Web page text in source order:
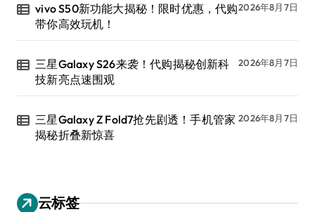
vivo S50新功能大揭秘！限时优惠，代购
带你高效玩机！
2026年8月7日
三星Galaxy S26来袭！代购揭秘创新科
技新亮点速围观
2026年8月7日
三星Galaxy Z Fold7抢先剧透！手机管家
揭秘折叠新惊喜
2026年8月7日
云标签